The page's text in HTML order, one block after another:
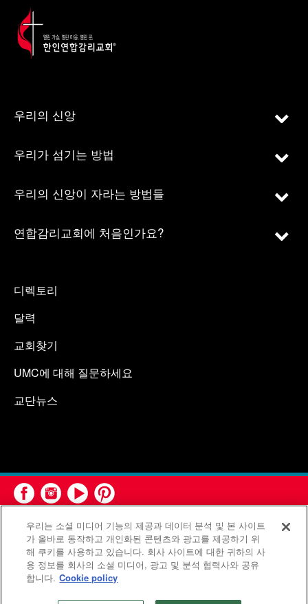
우리의 신앙
우리가 섬기는 방법
우리의 신앙이 자라는 방법들
연합감리교회에 처음인가요?
디렉토리
달력
교회찾기
UMC에 대해 질문하세요
교단뉴스
연합감리교회 공보부(United Methodist Communications)는 연
합감리교회의 기관입니다.
우리는 소셜 미디어 기능의 제공과 데이터 분석 및 본 사이트
가 올바로 동작하고 개인화된 콘텐츠와 광고를 제공하기 위
해 쿠키를 사용하고 있습니다. 회사 사이트에 대한 귀하의 사
용 정보를 회사의 소셜 미디어, 광고 및 분석 협력사와 공유
합니다. Cookie policy